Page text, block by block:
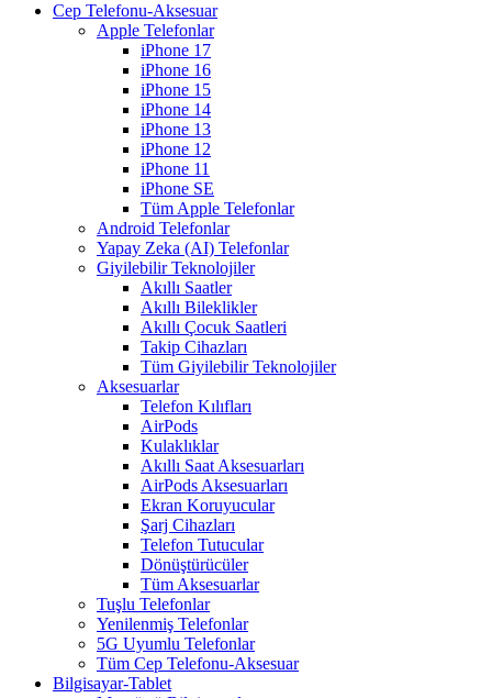
Cep Telefonu-Aksesuar
Apple Telefonlar
iPhone 17
iPhone 16
iPhone 15
iPhone 14
iPhone 13
iPhone 12
iPhone 11
iPhone SE
Tüm Apple Telefonlar
Android Telefonlar
Yapay Zeka (AI) Telefonlar
Giyilebilir Teknolojiler
Akıllı Saatler
Akıllı Bileklikler
Akıllı Çocuk Saatleri
Takip Cihazları
Tüm Giyilebilir Teknolojiler
Aksesuarlar
Telefon Kılıfları
AirPods
Kulaklıklar
Akıllı Saat Aksesuarları
AirPods Aksesuarları
Ekran Koruyucular
Şarj Cihazları
Telefon Tutucular
Dönüştürücüler
Tüm Aksesuarlar
Tuşlu Telefonlar
Yenilenmiş Telefonlar
5G Uyumlu Telefonlar
Tüm Cep Telefonu-Aksesuar
Bilgisayar-Tablet